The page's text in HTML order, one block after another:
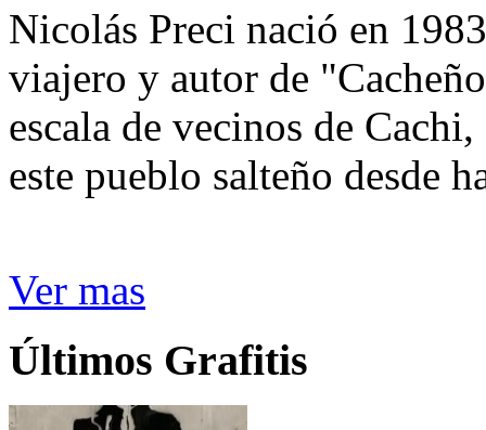
Nicolás Preci nació en
viajero y autor de
escala de vecinos de
este pueblo salteño desde
Ver mas
Últimos Grafitis